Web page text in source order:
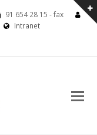
91 654 28 15 - fax
Intranet